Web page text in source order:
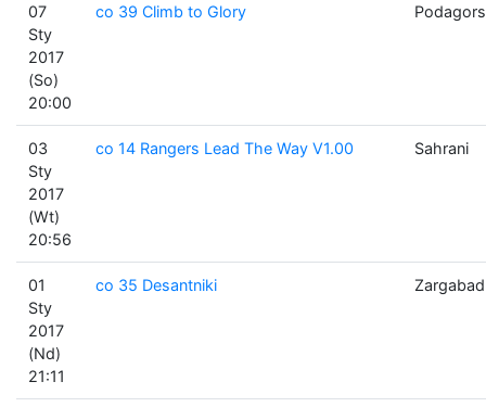
07
Sty
2017
(So)
20:00
co 39 Climb to Glory
03
Sty
2017
(Wt)
20:56
co 14 Rangers Lead The Way V1.00 Sahrani
01
Sty
2017
(Nd)
21:11
co 35 Desantniki Zargabad